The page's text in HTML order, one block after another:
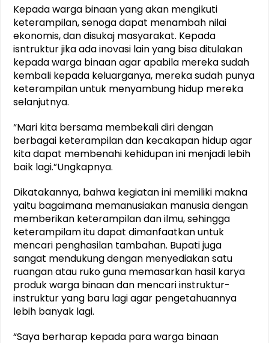
Kepada warga binaan yang akan mengikuti
keterampilan, senoga dapat menambah nilai
ekonomis, dan disukaj masyarakat. Kepada
isntruktur jika ada inovasi lain yang bisa ditulakan
kepada warga binaan agar apabila mereka sudah
kembali kepada keluarganya, mereka sudah punya
keterampilan untuk menyambung hidup mereka
selanjutnya.
“Mari kita bersama membekali diri dengan
berbagai keterampilan dan kecakapan hidup agar
kita dapat membenahi kehidupan ini menjadi lebih
baik lagi.”Ungkapnya.
Dikatakannya, bahwa kegiatan ini memiliki makna
yaitu bagaimana memanusiakan manusia dengan
memberikan keterampilan dan ilmu, sehingga
keterampilam itu dapat dimanfaatkan untuk
mencari penghasilan tambahan. Bupati juga
sangat mendukung dengan menyediakan satu
ruangan atau ruko guna memasarkan hasil karya
produk warga binaan dan mencari instruktur-
instruktur yang baru lagi agar pengetahuannya
lebih banyak lagi.
“Saya berharap kepada para warga binaan